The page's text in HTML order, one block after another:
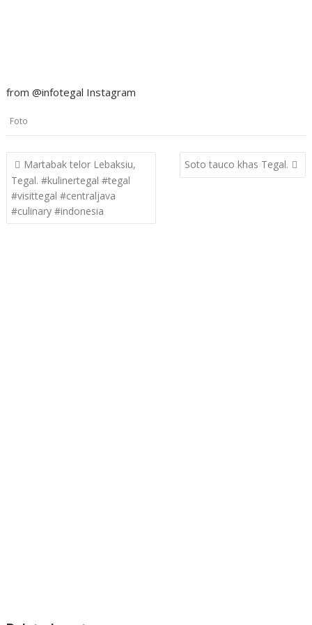
from @infotegal Instagram
Foto
Post
navigation
Martabak telor Lebaksiu,
Tegal. #kulinertegal #tegal
#visittegal #centraljava
#culinary #indonesia
Soto tauco khas Tegal.